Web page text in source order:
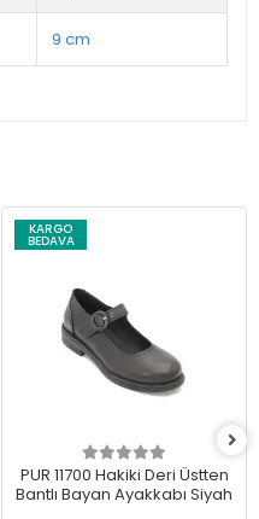
9 cm
KARGO
BEDAVA
PUR 11700 Hakiki Deri Üstten
Bantlı Bayan Ayakkabı Siyah